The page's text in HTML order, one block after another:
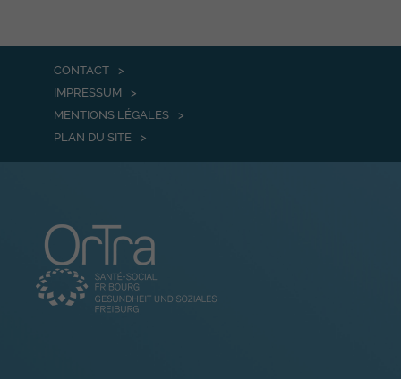
CONTACT
IMPRESSUM
MENTIONS LÉGALES
PLAN DU SITE